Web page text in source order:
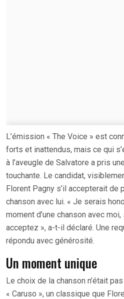
L’émission « The Voice » est
forts et inattendus, mais ce qui
à l’aveugle de Salvatore a pris
touchante. Le candidat,
Florent Pagny s’il accepterait de
chanson avec lui. « Je serais
moment d’une chanson avec
acceptez », a-t-il déclaré. Une
répondu avec générosité.
Un moment unique
Le choix de la chanson n’était
« Caruso », un classique que